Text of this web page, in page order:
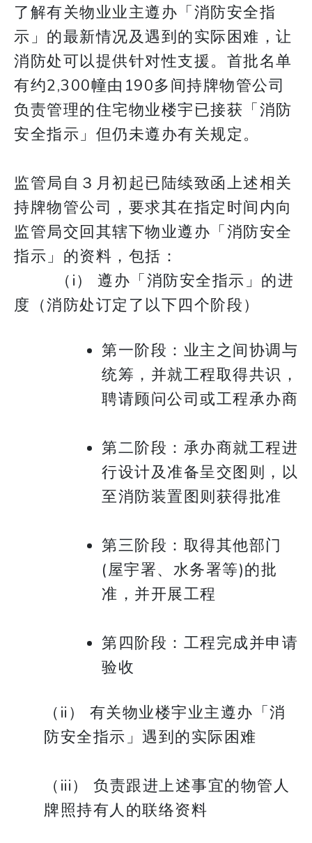
了解有关物业业主遵办「消防安全指
示」的最新情况及遇到的实际困难，让
消防处可以提供针对性支援。首批名单
有约2,300幢由190多间持牌物管公司
负责管理的住宅物业楼宇已接获「消防
安全指示」但仍未遵办有关规定。
监管局自３月初起已陆续致函上述相关
持牌物管公司，要求其在指定时间内向
监管局交回其辖下物业遵办「消防安全
指示」的资料，包括：
（i） 遵办「消防安全指示」的进
度（消防处订定了以下四个阶段）
第一阶段：业主之间协调与
统筹，并就工程取得共识，
聘请顾问公司或工程承办商
第二阶段：承办商就工程进
行设计及准备呈交图则，以
至消防装置图则获得批准
第三阶段：取得其他部门
(屋宇署、水务署等)的批
准，并开展工程
第四阶段：工程完成并申请
验收
（ii） 有关物业楼宇业主遵办「消
防安全指示」遇到的实际困难
（iii） 负责跟进上述事宜的物管人
牌照持有人的联络资料